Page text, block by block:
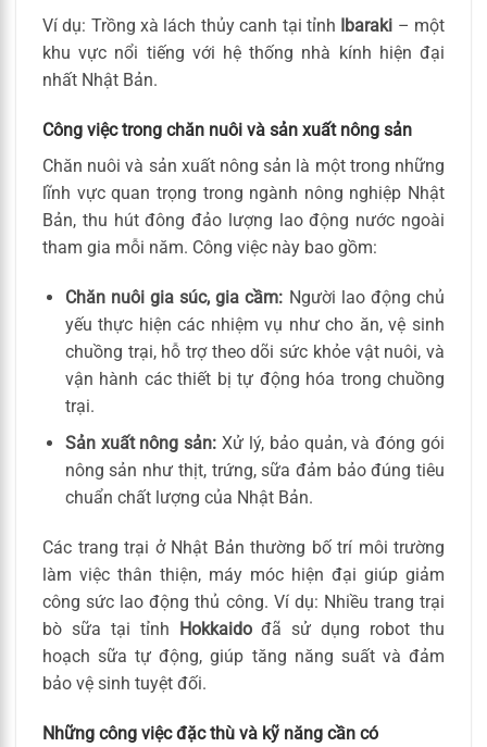
Ví dụ: Trồng xà lách thủy canh tại tỉnh Ibaraki – một
khu vực nổi tiếng với hệ thống nhà kính hiện đại
nhất Nhật Bản.
Công việc trong chăn nuôi và sản xuất nông sản
Chăn nuôi và sản xuất nông sản là một trong những
lĩnh vực quan trọng trong ngành nông nghiệp Nhật
Bản, thu hút đông đảo lượng lao động nước ngoài
tham gia mỗi năm. Công việc này bao gồm:
Chăn nuôi gia súc, gia cầm: Người lao động chủ
yếu thực hiện các nhiệm vụ như cho ăn, vệ sinh
chuồng trại, hỗ trợ theo dõi sức khỏe vật nuôi, và
vận hành các thiết bị tự động hóa trong chuồng
trại.
Sản xuất nông sản: Xử lý, bảo quản, và đóng gói
nông sản như thịt, trứng, sữa đảm bảo đúng tiêu
chuẩn chất lượng của Nhật Bản.
Các trang trại ở Nhật Bản thường bố trí môi trường
làm việc thân thiện, máy móc hiện đại giúp giảm
công sức lao động thủ công. Ví dụ: Nhiều trang trại
bò sữa tại tỉnh
Hokkaidođã sử dụng robot thu
hoạch sữa tự động, giúp tăng năng suất và đảm
bảo vệ sinh tuyệt đối.
Những công việc đặc thù và kỹ năng cần có